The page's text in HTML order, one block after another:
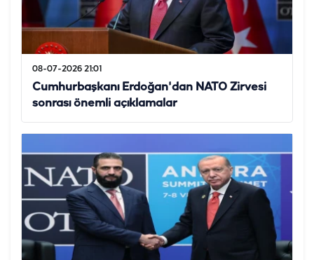
08-07-2026 21:01
Cumhurbaşkanı Erdoğan'dan NATO Zirvesi
sonrası önemli açıklamalar